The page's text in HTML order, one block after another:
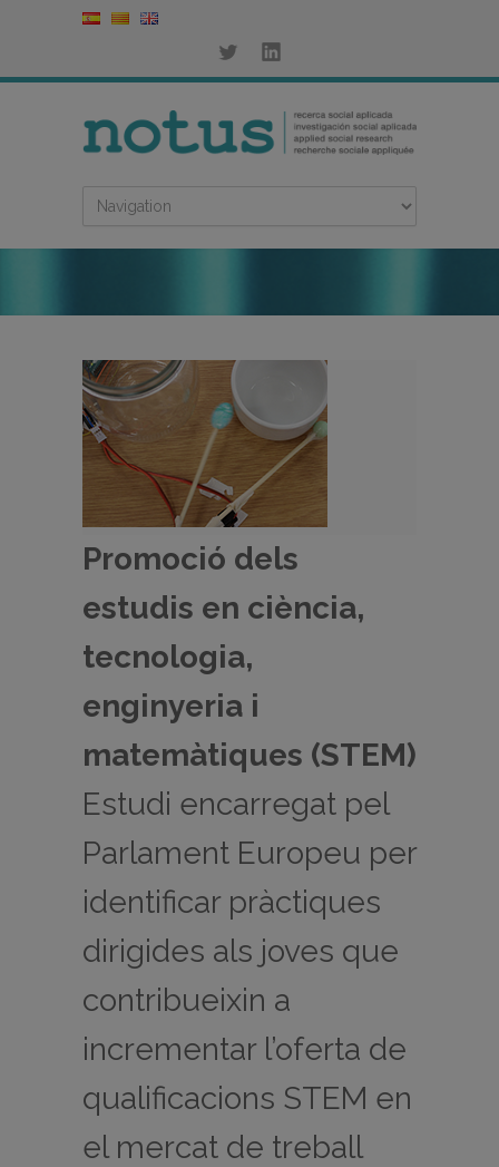
Promoció dels
estudis en ciència,
tecnologia,
enginyeria i
matemàtiques (STEM)
Estudi encarregat pel
Parlament Europeu per
identificar pràctiques
dirigides als joves que
contribueixin a
incrementar l’oferta de
qualificacions STEM en
el mercat de treball